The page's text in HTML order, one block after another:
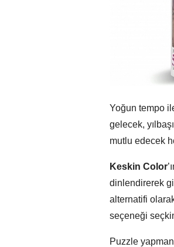
Yoğun tempo
gelecek,
mutlu edecek
Keskin Color
dinlendirerek
alternatifi
seçeneği
Puzzle